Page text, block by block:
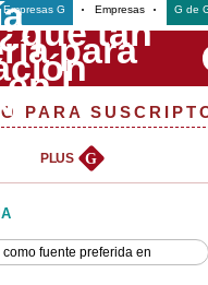
Empresas G Empresas G de
PARA
PLUS G
como fuente preferida en